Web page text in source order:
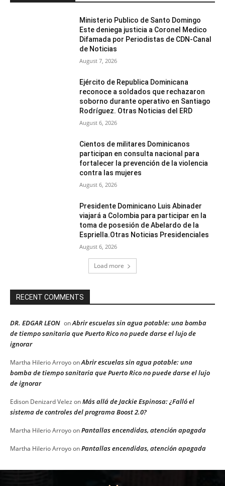
Ministerio Publico de Santo Domingo
Este deniega justicia a Coronel Medico
Difamada por Periodistas de CDN-Canal
de Noticias
August 7, 2026
Ejército de Republica Dominicana
reconoce a soldados que rechazaron
soborno durante operativo en Santiago
Rodríguez. Otras Noticias del ERD
August 6, 2026
Cientos de militares Dominicanos
participan en consulta nacional para
fortalecer la prevención de la violencia
contra las mujeres
August 6, 2026
Presidente Dominicano Luis Abinader
viajará a Colombia para participar en la
toma de posesión de Abelardo de la
Espriella.Otras Noticias Presidenciales
August 6, 2026
Load more
RECENT COMMENTS
DR. EDGAR LEON onAbrir escuelas sin agua potable: una bomba
de tiempo sanitaria que Puerto Rico no puede darse el lujo de
ignorar
Martha Hilerio ArroyoonAbrir escuelas sin agua potable: una
bomba de tiempo sanitaria que Puerto Rico no puede darse el lujo
de ignorar
Edison Denizard Velez onMás allá de Jackie Espinosa: ¿Falló el
sistema de controles del programa Boost 2.0?
Martha Hilerio ArroyoonPantallas encendidas, atención apagada
Martha Hilerio ArroyoonPantallas encendidas, atención apagada